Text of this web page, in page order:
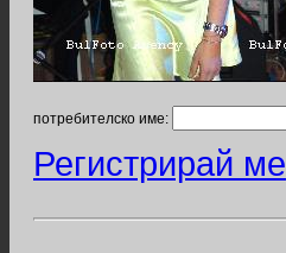
потребителско име:
Регистрирай ме